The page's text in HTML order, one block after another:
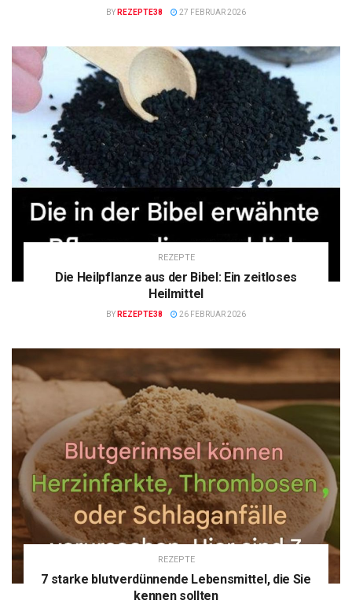
BY REZEPTE38 27 FEBRUAR 2026
REZEPTE
Die Heilpflanze aus der Bibel: Ein zeitloses
Heilmittel
BY REZEPTE38 26 FEBRUAR 2026
REZEPTE
7 starke blutverdünnende Lebensmittel, die Sie
kennen sollten